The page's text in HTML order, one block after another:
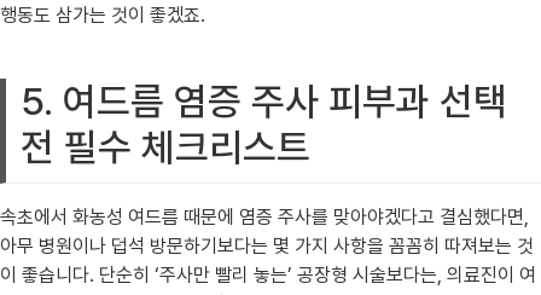
행동도 삼가는 것이 좋겠죠.
5. 여드름 염증 주사 피부과 선택
전 필수 체크리스트
속초에서 화농성 여드름 때문에 염증 주사를 맞아야겠다고 결심했다면,
아무 병원이나 덥석 방문하기보다는 몇 가지 사항을 꼼꼼히 따져보는 것
이 좋습니다. 단순히 ‘주사만 빨리 놓는’ 공장형 시술보다는, 의료진이 여